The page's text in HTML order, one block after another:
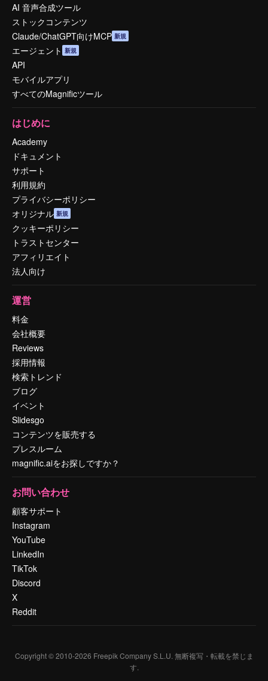
AI 音声合成ツール
ストックコンテンツ
Claude/ChatGPT向けMCP 新規
エージェント 新規
API
モバイルアプリ
すべてのMagnificツール
はじめに
Academy
ドキュメント
サポート
利用規約
プライバシーポリシー
オリジナル 新規
クッキーポリシー
トラストセンター
アフィリエイト
法人向け
運営
料金
会社概要
Reviews
採用情報
検索トレンド
ブログ
イベント
Slidesgo
コンテンツを販売する
プレスルーム
magnific.aiをお探しですか？
お問い合わせ
顧客サポート
Instagram
YouTube
LinkedIn
TikTok
Discord
X
Reddit
Copyright © 2010-2026 Freepik Company S.L.U. 無断複写・転載を禁じま
す.